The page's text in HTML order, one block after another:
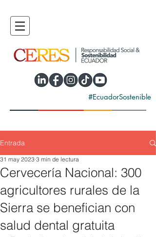
#EcuadorSostenible
Entrada
Cervecería Nacional: 300
agricultores rurales de la
Sierra se benefician con
salud dental gratuita
31 may 2023 3 min de lectura